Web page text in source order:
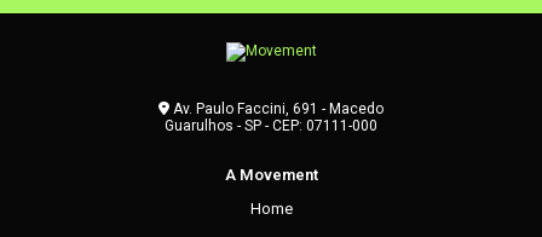
Av. Paulo Faccini, 691 - Macedo
Guarulhos - SP - CEP: 07111-000
A Movement
Home